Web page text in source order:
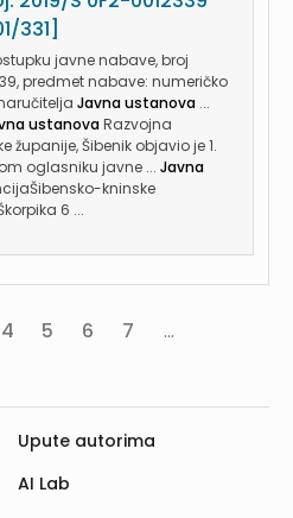
331]
javne nabave, broj
predmet nabave: numeričko
Javna ustanova ...
ustanovaRazvojna
županije, Šibenik objavio je 1.
oglasniku javne ... Javna
kninske
6 ...
4 5 6 7 ...
Upute autorima
AI Lab